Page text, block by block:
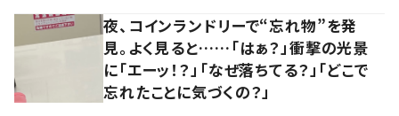
夜、コインランドリーで“忘れ物”を発
見。よく見ると……「はぁ？」衝撃の光景
に「エーッ！？」「なぜ落ちてる？」「どこで
忘れたことに気づくの？」